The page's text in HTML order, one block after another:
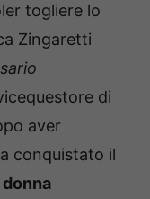
togliere lo
Zingaretti
di
aver
conquistato il